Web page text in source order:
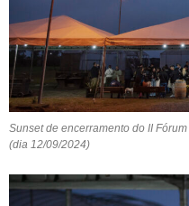
Sunset de encerramento do II
(dia 12/09/2024)